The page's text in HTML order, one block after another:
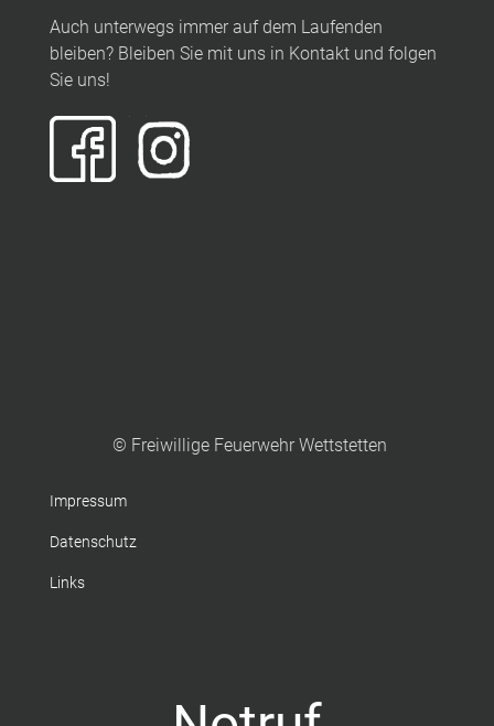
Auch unterwegs immer auf dem Laufenden
bleiben? Bleiben Sie mit uns in Kontakt und folgen
Sie uns!
© Freiwillige Feuerwehr Wettstetten
Impressum
Datenschutz
Links